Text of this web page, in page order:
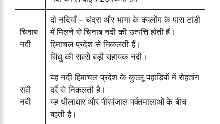
चिनाब
नदी
दो नदियाँ – चंद्रा और भागा के क्यलोंग के पास टांडी
में मिलने से चिनाब नदी की उत्पत्ति होती हैं।
हिमाचल प्रदेश से निकलती हैं।
सिंधु की सबसे बड़ी सहायक नदी।
रावी
नदी
यह नदी हिमाचल प्रदेश के कुल्लू पहाड़ियों में रोहतांग
दर्रे से निकलती है।
यह धौलाधार और पीरपंजाल पर्वतमालाओं के बीच
बहती है।